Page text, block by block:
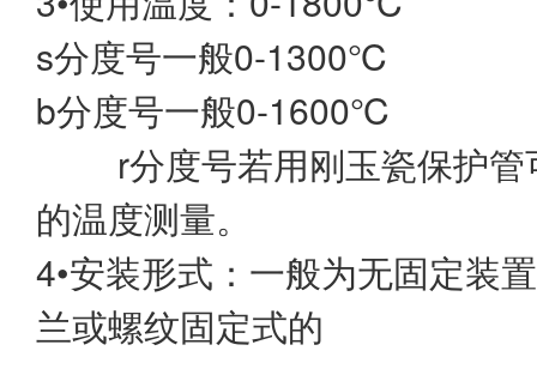
s分度号一般0-1300℃
b分度号一般0-1600℃
r分度号若用刚玉瓷保护管
的温度测量。
4•安装形式：一般为无固定装
兰或螺纹固定式的